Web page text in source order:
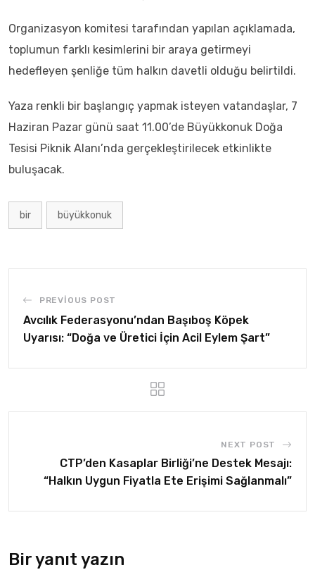
Organizasyon komitesi tarafından yapılan açıklamada,
toplumun farklı kesimlerini bir araya getirmeyi
hedefleyen şenliğe tüm halkın davetli olduğu belirtildi.
Yaza renkli bir başlangıç yapmak isteyen vatandaşlar, 7
Haziran Pazar günü saat 11.00’de Büyükkonuk Doğa
Tesisi Piknik Alanı’nda gerçekleştirilecek etkinlikte
buluşacak.
bir büyükkonuk
PREVIOUS POST
Avcılık Federasyonu’ndan Başıboş Köpek
Uyarısı: “Doğa ve Üretici İçin Acil Eylem Şart”
NEXT POST
CTP’den Kasaplar Birliği’ne Destek Mesajı:
“Halkın Uygun Fiyatla Ete Erişimi Sağlanmalı”
Bir yanıt yazın